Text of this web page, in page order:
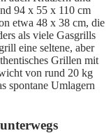
94 x 55 x 110 cm
etwa 48 x 38 cm, die
als viele Gasgrills
eine seltene, aber
Grillen mit
von rund 20 kg
spontane Umlagern